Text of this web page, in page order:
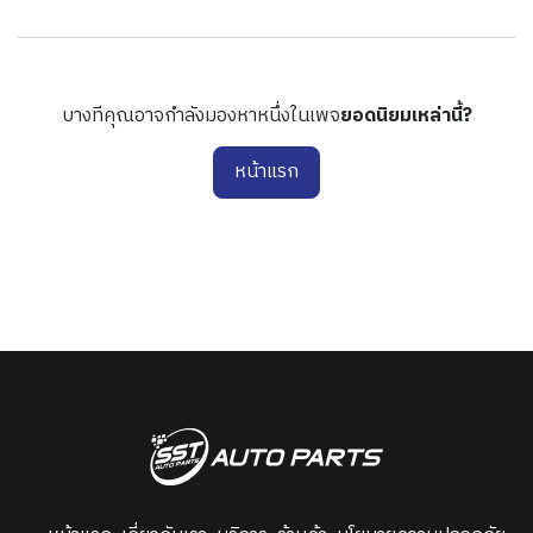
บางทีคุณอาจกำลังมองหาหนึ่งในเพจยอดนิยมเหล่านี้?
หน้าแรก